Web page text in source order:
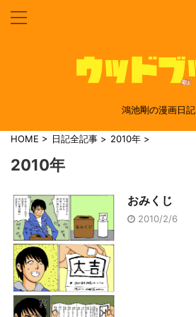
鴻池剛の漫画日記
HOME > 日記全記事 > 2010年 >
2010年
おみくじ
2010/2/6